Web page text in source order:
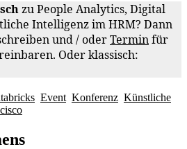
zu People Analytics, Digital
Intelligenz im HRM? Dann
und / oderTerminfür
Oder klassisch:
Event Konferenz Künstliche